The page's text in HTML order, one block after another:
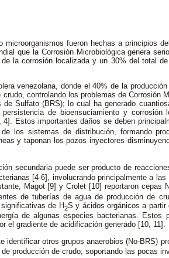
microorganismos fueron hechas a principios
que la Corrosión Microbiológica genera
la corrosión localizada y un 30% del total
venezolana, donde el 40% de la
controlando los problemas de Corrosión
Sulfato (BRS); lo cual ha generado
de bioensuciamiento y corrosión
Estos importantes daños se deben
los sistemas de distribución, formando
y taponan los pozos inyectores
secundaria puede ser producto de
[4-6], involucrando principalmente a
Magot [9] y Crolet [10] reportaron cepas
de tuberías de agua de producción de
de H2S y ácidos orgánicos a
de algunas especies bacterianas. Estos
el gradiente de acidificación generado [10, 11].
identificar otros grupos anaerobios (No-BRS)
producción de crudo; soportando las pocas